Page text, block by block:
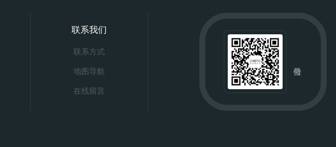
联系我们
联系方式
地图导航
在线留言